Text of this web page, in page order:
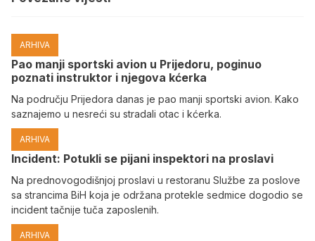
ARHIVA
Pao manji sportski avion u Prijedoru, poginuo
poznati instruktor i njegova kćerka
Na području Prijedora danas je pao manji sportski avion. Kako
saznajemo u nesreći su stradali otac i kćerka.
ARHIVA
Incident: Potukli se pijani inspektori na proslavi
Na prednovogodišnjoj proslavi u restoranu Službe za poslove
sa strancima BiH koja je održana protekle sedmice dogodio se
incident tačnije tuča zaposlenih.
ARHIVA